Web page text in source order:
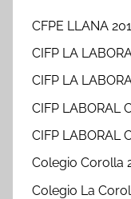
CFPE LLANA
CIFP LA
CIFP LA
CIFP LABORAL
CIFP LABORAL
Colegio Corolla
Colegio La